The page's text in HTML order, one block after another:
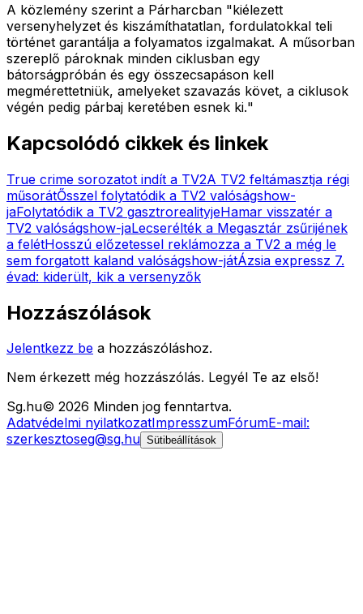
A közlemény szerint a Párharcban "kiélezett
versenyhelyzet és kiszámíthatatlan, fordulatokkal teli
történet garantálja a folyamatos izgalmakat. A műsorban
szereplő pároknak minden ciklusban egy
bátorságpróbán és egy összecsapáson kell
megmérettetniük, amelyeket szavazás követ, a ciklusok
végén pedig párbaj keretében esnek ki."
Kapcsolódó cikkek és linkek
True crime sorozatot indít a TV2A TV2 feltámasztja régi
műsorátŐsszel folytatódik a TV2 valóságshow-
jaFolytatódik a TV2 gasztrorealityjeHamar visszatér a
TV2 valóságshow-jaLecserélték a Megasztár zsűrijének
a felétHosszú előzetessel reklámozza a TV2 a még le
sem forgatott kaland valóságshow-játÁzsia expressz 7.
évad: kiderült, kik a versenyzők
Hozzászólások
Jelentkezz be a hozzászóláshoz.
Nem érkezett még hozzászólás. Legyél Te az első!
Sg.hu© 2026 Minden jog fenntartva.
Adatvédelmi nyilatkozatImpresszumFórumE-mail:
szerkesztoseg@sg.hu Sütibeállítások